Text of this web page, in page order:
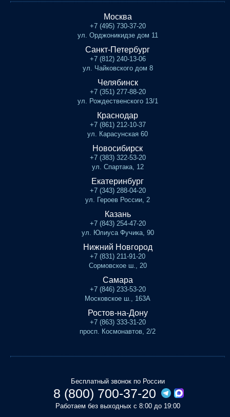
Москва
+7 (495) 730-37-20
ул. Орджоникидзе дом 11
Санкт-Петербург
+7 (812) 240-13-06
ул. Чайковского дом 8
Челябинск
+7 (351) 277-88-20
ул. Рождественского 13/1
Краснодар
+7 (861) 212-10-37
ул. Карасунская 60
Новосибирск
+7 (383) 322-53-20
ул. Спартака, 12
Екатеринбург
+7 (343) 288-04-20
ул. Героев России, 2
Казань
+7 (843) 254-47-20
ул. Юлиуса Фучика, 90
Нижний Новгород
+7 (831) 211-91-20
Сормовское ш., 20
Самара
+7 (846) 233-53-20
Московское ш., 163А
Ростов-на-Дону
+7 (863) 333-31-20
просп. Космонавтов, 2/2
Бесплатный звонок по России
8 (800) 700-37-20
Работаем без выходных с 8:00 до 19:00